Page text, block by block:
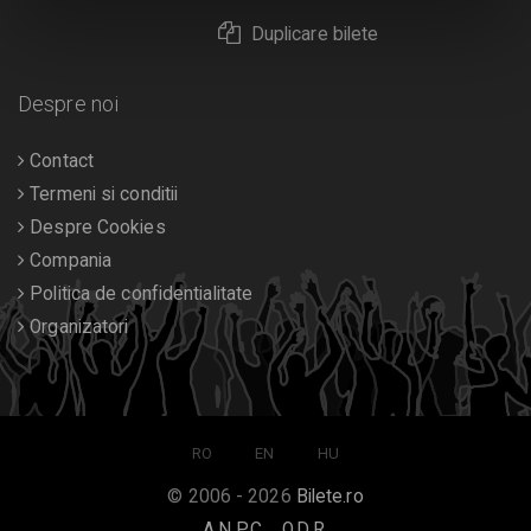
Duplicare bilete
Despre noi
Contact
Termeni si conditii
Despre Cookies
Compania
Politica de confidentialitate
Organizatori
RO EN HU
© 2006 - 2026 Bilete.ro